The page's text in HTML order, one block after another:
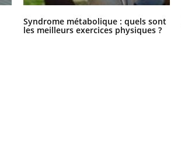
Syndrome métabolique : quels sont
les meilleurs exercices physiques ?